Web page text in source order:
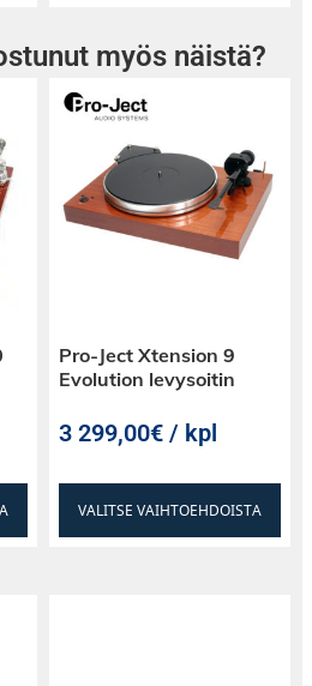
myös näistä?
Pro-Ject Xtension 9
Evolution levysoitin
3 299,00€ / kpl
VALITSE VAIHTOEHDOISTA